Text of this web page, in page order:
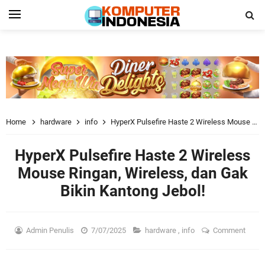
Home hardware info HyperX Pulsefire Haste 2 Wireless Mouse Ringan, Wireless, dan Gak Bikin Kantong Jebol!
HyperX Pulsefire Haste 2 Wireless
Mouse Ringan, Wireless, dan Gak
Bikin Kantong Jebol!
Admin Penulis 7/07/2025 hardware , info Comment